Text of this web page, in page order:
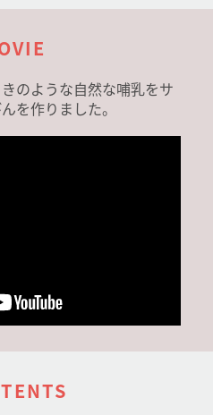
のような自然な哺乳をサ
を作りました。